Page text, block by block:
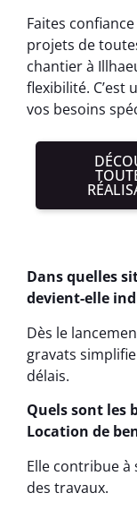
Faites
projets de
chantier à
flexibilité. C’est
vos besoins
Dans quelles
devient-elle
Dès le
gravats
délais.
Quels sont les
Location de
Elle contribue à
des travaux.